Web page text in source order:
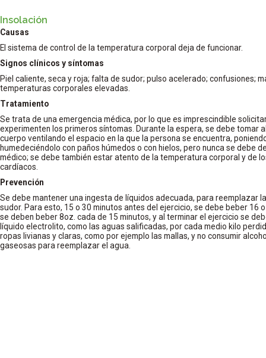
Insolación
Causas
El sistema de control de la temperatura corporal deja de funcionar.
Signos clínicos y síntomas
Piel caliente, seca y roja; falta de sudor; pulso acelerado; confusiones;
temperaturas corporales elevadas.
Tratamiento
Se trata de una emergencia médica, por lo que es imprescindible
experimenten los primeros síntomas. Durante la espera, se debe tomar
cuerpo ventilando el espacio en la que la persona se encuentra,
humedeciéndolo con paños húmedos o con hielos, pero nunca se debe
médico; se debe también estar atento de la temperatura corporal y de
cardíacos.
Prevención
Se debe mantener una ingesta de líquidos adecuada, para reemplazar
sudor. Para esto, 15 o 30 minutos antes del ejercicio, se debe beber 16
se deben beber 8oz. cada de 15 minutos, y al terminar el ejercicio se
líquido electrolito, como las aguas salificadas, por cada medio kilo
ropas livianas y claras, como por ejemplo las mallas, y no consumir
gaseosas para reemplazar el agua.